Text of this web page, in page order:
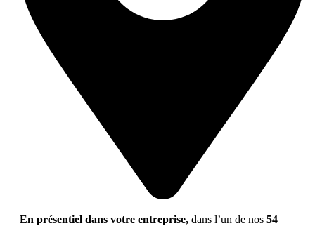
En présentiel dans votre entreprise, dans l’un de nos 54